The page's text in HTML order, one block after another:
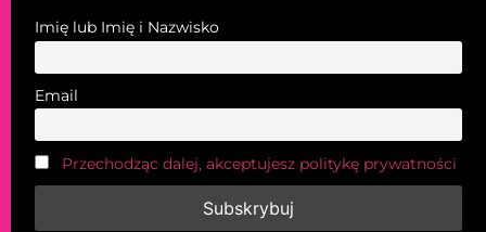
Imię lub Imię i Nazwisko
Email
Przechodząc dalej, akceptujesz politykę prywatności